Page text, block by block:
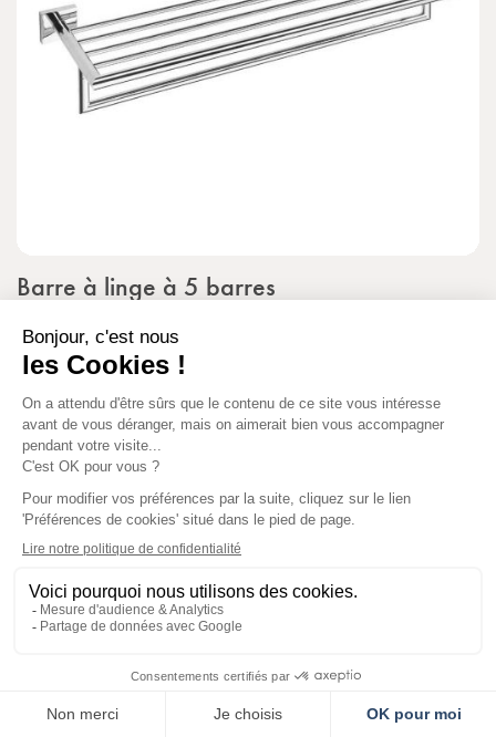
Barre à linge à 5 barres